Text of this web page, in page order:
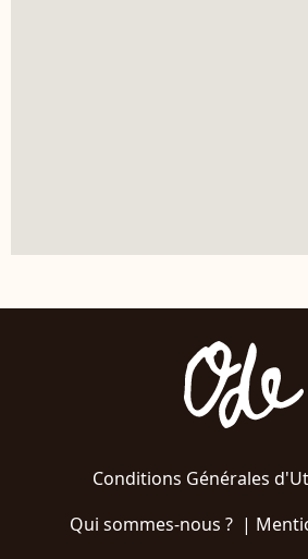
Conditions Générales
Qui sommes-nous ?|